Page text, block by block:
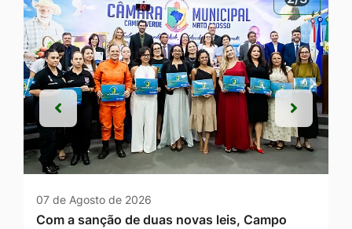
07 de Agosto de 2026
Com a sanção de duas novas leis, Campo
Anterior
Anterior Próxima